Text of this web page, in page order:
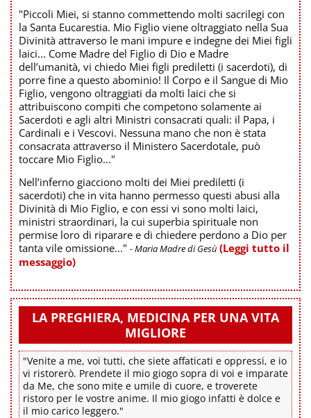
"Piccoli Miei, si stanno commettendo molti sacrilegi con
la Santa Eucarestia. Mio Figlio viene oltraggiato nella Sua
Divinità attraverso le mani impure e indegne dei Miei figli
laici... Come Madre del Figlio di Dio e Madre
dell’umanità, vi chiedo Miei figli prediletti (i sacerdoti), di
porre fine a questo abominio! Il Corpo e il Sangue di Mio
Figlio, vengono oltraggiati da molti laici che si
attribuiscono compiti che competono solamente ai
Sacerdoti e agli altri Ministri consacrati quali: il Papa, i
Cardinali e i Vescovi. Nessuna mano che non è stata
consacrata attraverso il Ministero Sacerdotale, può
toccare Mio Figlio..."
Nell’inferno giacciono molti dei Miei prediletti (i
sacerdoti) che in vita hanno permesso questi abusi alla
Divinità di Mio Figlio, e con essi vi sono molti laici,
ministri straordinari, la cui superbia spirituale non
permise loro di riparare e di chiedere perdono a Dio per
tanta vile omissione..." - Maria Madre di Gesù (Leggi tutto il
messaggio)
LA PREGHIERA, MEDICINA PER UNA VITA
MIGLIORE
"Venite a me, voi tutti, che siete affaticati e oppressi, e io
vi ristorerò. Prendete il mio giogo sopra di voi e imparate
da Me, che sono mite e umile di cuore, e troverete
ristoro per le vostre anime. Il mio giogo infatti è dolce e
il mio carico leggero."